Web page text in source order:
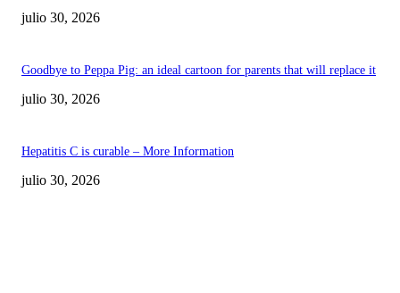
julio 30, 2026
Goodbye to Peppa Pig: an ideal cartoon for parents that will replace it
julio 30, 2026
Hepatitis C is curable – More Information
julio 30, 2026